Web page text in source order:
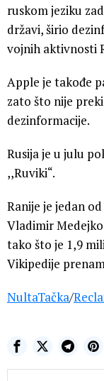
ruskom jeziku
državi, širio
vojnih aktivnosti
Apple je takođe
zato što nije
dezinformacije.
Rusija je u julu
,,Ruviki“.
Ranije je jedan
Vladimir
tako što je 1,9
Vikipedije
NultaTačka/